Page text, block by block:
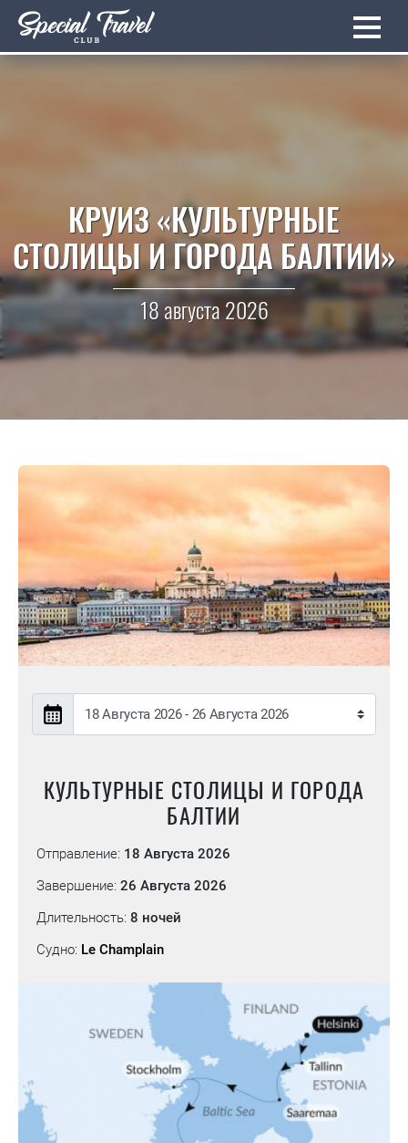
КРУИЗ «КУЛЬТУРНЫЕ
СТОЛИЦЫ И ГОРОДА БАЛТИИ»
18 августа 2026
КУЛЬТУРНЫЕ СТОЛИЦЫ И ГОРОДА
БАЛТИИ
Отправление: 18 Августа 2026
Завершение: 26 Августа 2026
Длительность: 8 ночей
Судно: Le Champlain